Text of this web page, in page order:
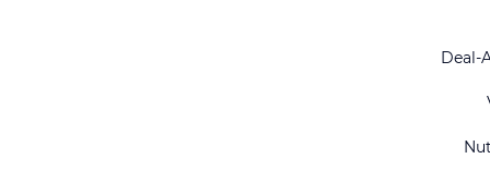
Deal-